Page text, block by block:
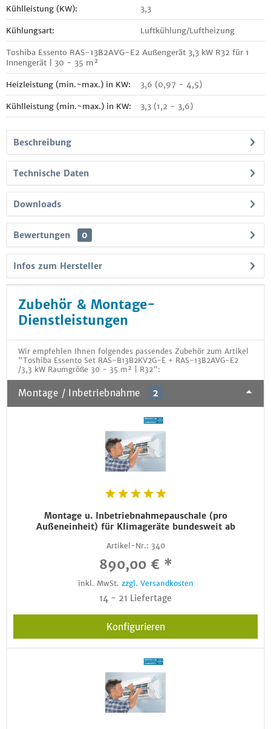
Kühlleistung (KW): 3,3
Kühlungsart: Luftkühlung/Luftheizung
Toshiba Essento RAS-13B2AVG-E2 Außengerät 3,3 kW R32 für 1
Innengerät | 30 - 35 m²
Heizleistung (min.~max.) in KW: 3,6 (0,97 - 4,5)
Kühlleistung (min.~max.) in KW: 3,3 (1,2 - 3,6)
Beschreibung
Technische Daten
Downloads
Bewertungen 0
Infos zum Hersteller
Zubehör & Montage-
Dienstleistungen
Wir empfehlen Ihnen folgendes passendes Zubehör zum Artikel
"Toshiba Essento Set RAS-B13B2KV2G-E + RAS-13B2AVG-E2
/3,3 kW Raumgröße 30 - 35 m² | R32":
Montage / Inbetriebnahme 2
Montage u. Inbetriebnahmepauschale (pro
Außeneinheit) für Klimageräte bundesweit ab
Artikel-Nr.: 340
890,00 € *
inkl. MwSt. zzgl. Versandkosten
14 - 21 Liefertage
Konfigurieren